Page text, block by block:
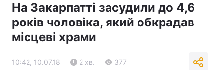
На Закарпатті засудили до 4,6
років чоловіка, який обкрадав
місцеві храми
10:42, 10.07.18 2 хв. 377